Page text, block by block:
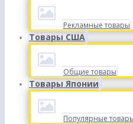
Рекламные товары
Товары США
Общие товары
Товары Японии
Популярные